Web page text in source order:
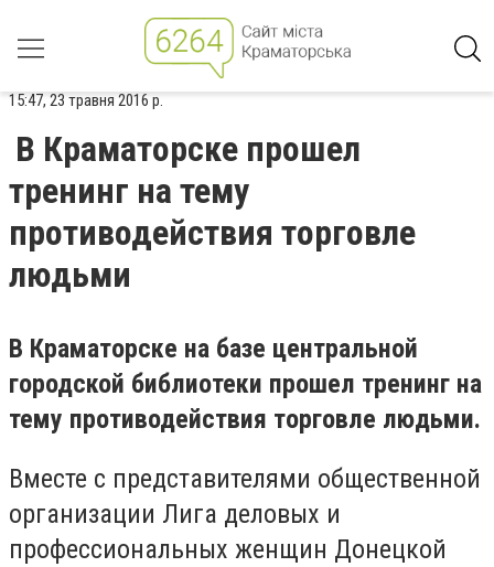
15:47, 23 травня 2016 р.
В Краматорске прошел
тренинг на тему
противодействия торговле
людьми
В Краматорске на базе центральной
городской библиотеки прошел тренинг на
тему противодействия торговле людьми.
Вместе с представителями общественной
организации Лига деловых и
профессиональных женщин Донецкой